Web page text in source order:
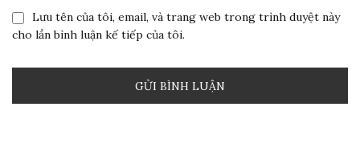
Lưu tên của tôi, email, và trang web trong trình duyệt này
cho lần bình luận kế tiếp của tôi.